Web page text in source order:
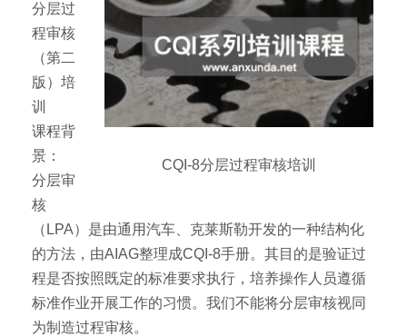
CQI-8分层过程审核培训
分层过
程审核
（第二
版）培
训
课程背
景：
分层审
核
（LPA）是由通用汽车、克莱斯勒开发的一种结构化
的方法，由AIAG整理成CQI-8手册。其目的是验证过
程是否按照既定的标准要求执行，培养操作人员遵循
标准作业开展工作的习惯。我们不能将分层审核视同
为制造过程审核。